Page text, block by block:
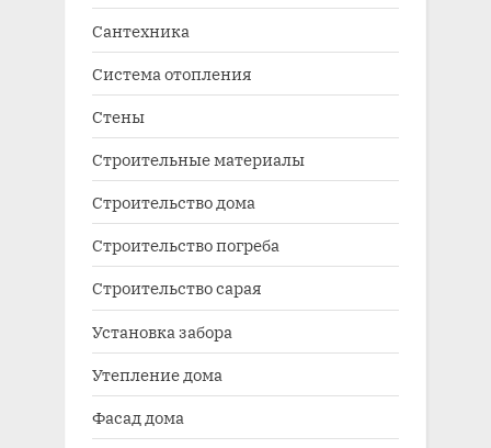
Сантехника
Система отопления
Стены
Строительные материалы
Строительство дома
Строительство погреба
Строительство сарая
Установка забора
Утепление дома
Фасад дома